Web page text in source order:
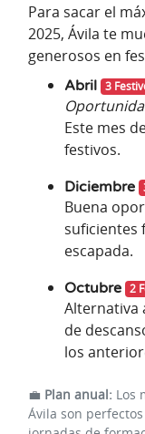
Para sacar el
2025, Ávila te
generosos en
Abril 3
Este mes
festivos.
Diciembre
Buena
suficientes
escapada.
Octubre 2
Alternativa
de
los
💼 Plan anual: Los
Ávila son